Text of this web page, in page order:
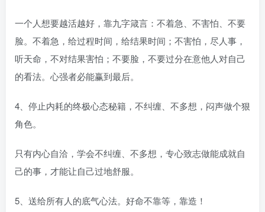
一个人想要越活越好，靠九字箴言：不着急、不害怕、不要
脸。不着急，给过程时间，给结果时间；不害怕，尽人事，
听天命，不对结果害怕；不要脸，不要过分在意他人对自己
的看法。心强者必能赢到最后。
4、停止内耗的终极心态秘籍，不纠缠、不多想，闷声做个狠
角色。
只有内心自洽，学会不纠缠、不多想，专心致志做能成就自
己的事，才能让自己过地舒服。
5、送给所有人的底气心法。好命不靠等，靠造！